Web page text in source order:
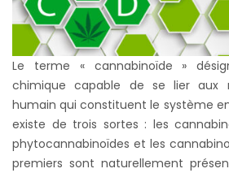
Le terme « cannabinoïde »
chimique capable de se lier aux
humain qui constituent le système
existe de trois sortes : les
phytocannabinoïdes et les
premiers sont naturellement